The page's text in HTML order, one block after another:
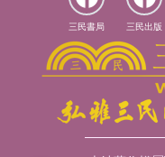
三民書局 三民出版